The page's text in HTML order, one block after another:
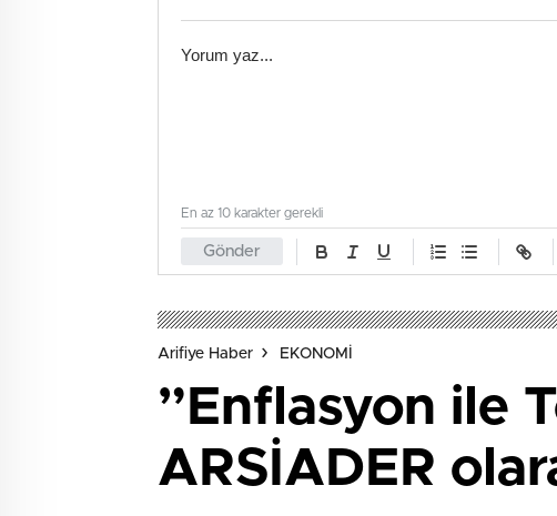
Gönder
En az 10 karakter gerekli
Arifiye Haber EKONOMİ
”Enflasyon ile
ARSİADER